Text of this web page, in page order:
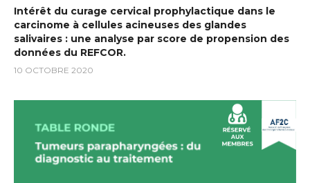
Intérêt du curage cervical prophylactique dans le
carcinome à cellules acineuses des glandes
salivaires : une analyse par score de propension des
données du REFCOR.
10 OCTOBRE 2020